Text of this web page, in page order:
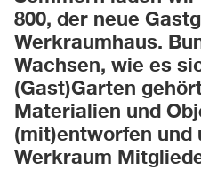
800, der neue
Werkraumhaus.
Wachsen, wie es
(Gast)Garten
Materialien und
(mit)entworfen und
Werkraum